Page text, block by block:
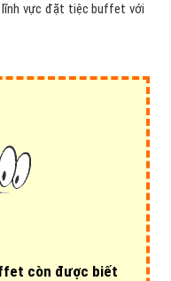
lĩnh vực đặt tiệc buffet với
còn được biết